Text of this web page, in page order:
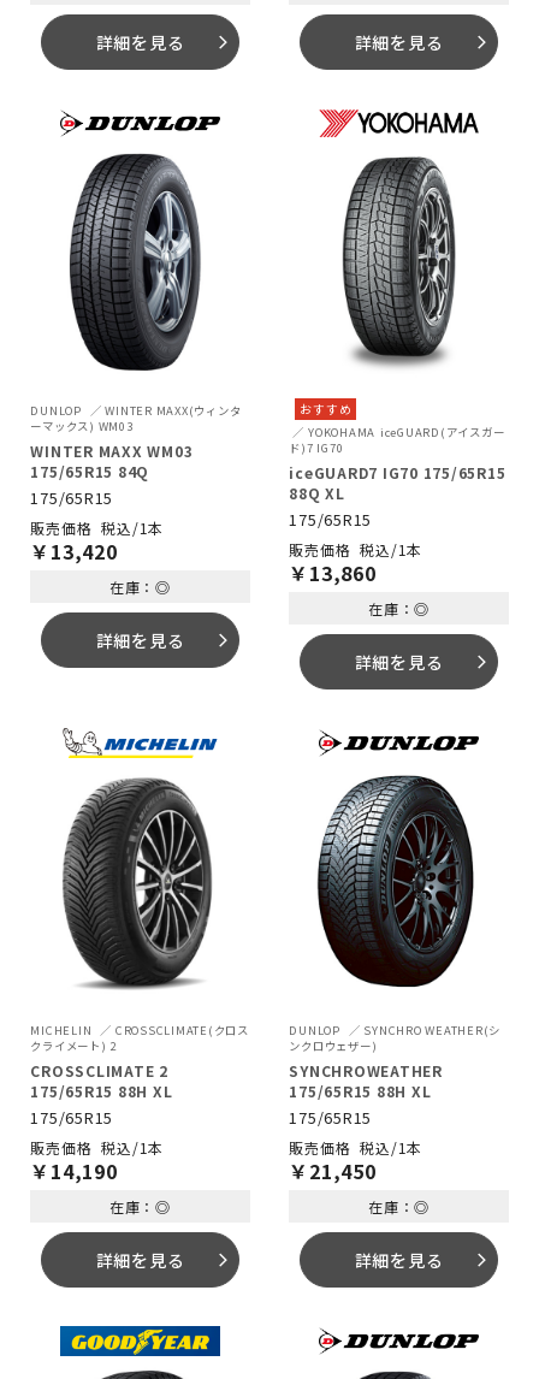
詳細を見る arrow_forward_ios 詳細を見る arrow_forward_ios
DUNLOP
WINTER MAXX(ウィンタ
ーマックス) WM03
WINTER MAXX WM03
175/65R15 84Q
175/65R15
税込/1本
￥ 13,420
在庫：◎
詳細を見る arrow_forward_ios
おすすめ
YOKOHAMA iceGUARD(アイスガー
ド)7 IG70
iceGUARD7 IG70 175/65R15
88Q XL
175/65R15
税込/1本
￥ 13,860
在庫：◎
詳細を見る arrow_forward_ios
MICHELIN
CROSSCLIMATE(クロス
クライメート) 2
CROSSCLIMATE 2
175/65R15 88H XL
175/65R15
税込/1本
￥ 14,190
在庫：◎
詳細を見る arrow_forward_ios
DUNLOP
SYNCHRO WEATHER(シ
ンクロウェザー)
SYNCHROWEATHER
175/65R15 88H XL
175/65R15
税込/1本
￥ 21,450
在庫：◎
詳細を見る arrow_forward_ios